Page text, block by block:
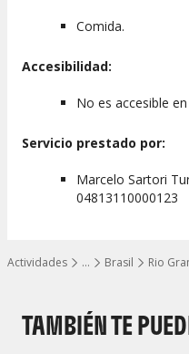
…
Mostrar todos los
Actividades Brasil Rio
Comida.
Accesibilidad:
No es accesible
Servicio prestado por:
Marcelo Sartori
04813110000123
TAMBIÉN TE